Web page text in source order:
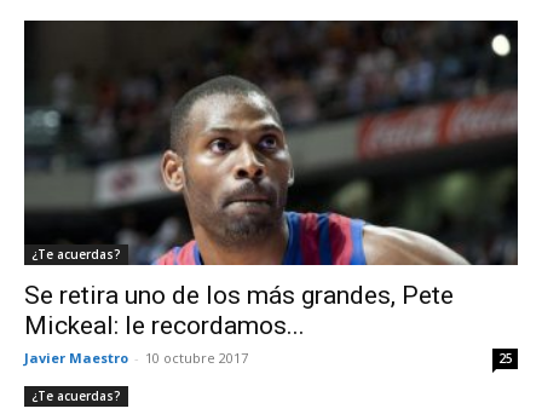
¿Te acuerdas?
Se retira uno de los más grandes, Pete
Mickeal: le recordamos...
Javier Maestro - 10 octubre 2017 25
¿Te acuerdas?